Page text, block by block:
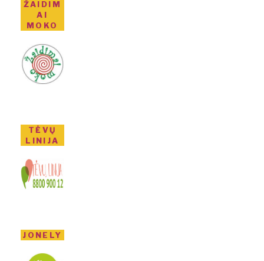
ŽAIDIM
AI
MOKO
TĖVŲ
LINIJA
JONELY